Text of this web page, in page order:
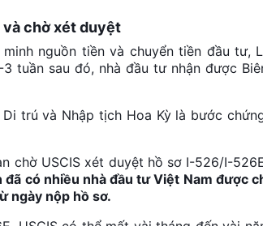
và chờ xét duyệt
nguồn tiền và chuyển tiền đầu tư,
tuần sau đó, nhà đầu tư nhận được
trú và Nhập tịch Hoa Kỳ là bước
chờ USCIS xét duyệt hồ sơ I-526/I-
đã có nhiều nhà đầu tư Việt Nam được
ngày nộp hồ sơ.